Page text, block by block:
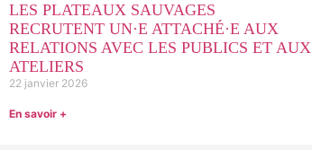
LES PLATEAUX SAUVAGES
RECRUTENT UN·E ATTACHÉ·E AUX
RELATIONS AVEC LES PUBLICS ET AUX
ATELIERS
22 janvier 2026
En savoir +